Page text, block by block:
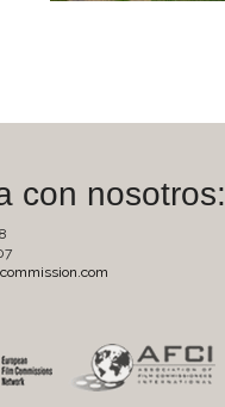
con nosotros: